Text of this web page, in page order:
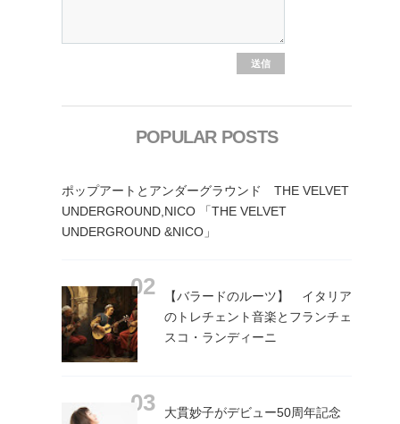
POPULAR POSTS
ポップアートとアンダーグラウンド THE VELVET
UNDERGROUND,NICO 「THE VELVET
UNDERGROUND &NICO」
【バラードのルーツ】 イタリア
のトレチェント音楽とフランチェ
スコ・ランディーニ
大貫妙子がデビュー50周年記念